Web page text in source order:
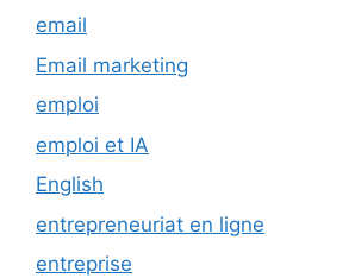
email
Email marketing
emploi
emploi et IA
English
entrepreneuriat en ligne
entreprise